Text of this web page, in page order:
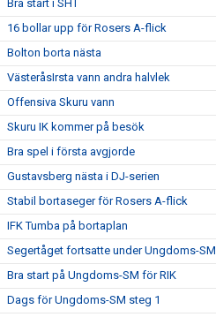
Bra start i SHT
16 bollar upp för Rosers A-flick
Bolton borta nästa
VästeråsIrsta vann andra halvlek
Offensiva Skuru vann
Skuru IK kommer på besök
Bra spel i första avgjorde
Gustavsberg nästa i DJ-serien
Stabil bortaseger för Rosers A-flick
IFK Tumba på bortaplan
Segertåget fortsatte under Ungdoms-SM
Bra start på Ungdoms-SM för RIK
Dags för Ungdoms-SM steg 1